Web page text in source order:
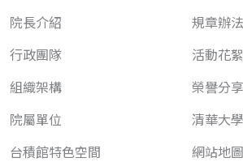
院長介紹
行政團隊
組織架構
院屬單位
台積館特色空間
規章辦法
活動花絮
榮譽分享
清華大
網站地圖